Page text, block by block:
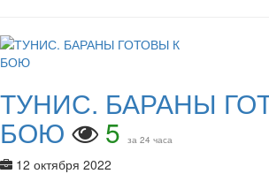
ТУНИС. БАРАНЫ
БОЮ 5 за 24 часа
12 октября 2022